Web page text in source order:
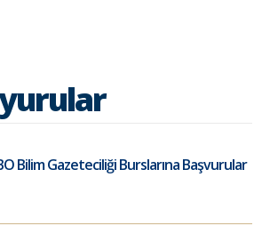
Bilim Gazeteciliği Burslarına Başvurular